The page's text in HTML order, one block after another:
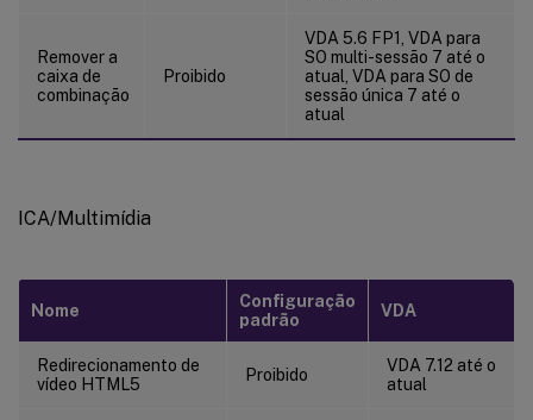
Remover a
caixa de
combinação
Proibido
VDA 5.6 FP1, VDA para
SO multi-sessão 7 até o
atual, VDA para SO de
sessão única 7 até o
atual
ICA/Multimídia
Nome
Configuração
padrão
VDA
Redirecionamento de
vídeo HTML5
Proibido
VDA 7.12 até o
atual